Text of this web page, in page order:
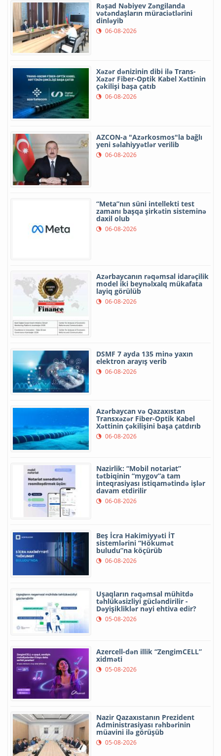
Rəşad Nəbiyev Zəngilanda
vətəndaşların müraciətlərini
dinləyib
06-08-2026
Xəzər dənizinin dibi ilə Trans-
Xəzər Fiber-Optik Kabel Xəttinin
çəkilişi başa çatıb
06-08-2026
AZCON-a "Azərkosmos"la bağlı
yeni səlahiyyətlər verilib
06-08-2026
“Meta”nın süni intellekti test
zamanı başqa şirkətin sisteminə
daxil olub
06-08-2026
Azərbaycanın rəqəmsal idarəçilik
model iki beynəlxalq mükafata
layiq görülüb
06-08-2026
DSMF 7 ayda 135 minə yaxın
elektron arayış verib
06-08-2026
Azərbaycan və Qazaxıstan
Transxəzər Fiber-Optik Kabel
Xəttinin çəkilişini başa çatdırıb
06-08-2026
Nazirlik: “Mobil notariat”
tətbiqinin “mygov”a tam
inteqrasiyası istiqamətində işlər
davam etdirilir
06-08-2026
Beş İcra Hakimiyyəti İT
sistemlərini “Hökumət
buludu”na köçürüb
06-08-2026
Uşaqların rəqəmsal mühitdə
təhlükəsizliyi gücləndirilir -
Dəyişikliklər nəyi ehtiva edir?
05-08-2026
Azercell-dən illik “ZengimCELL”
xidməti
05-08-2026
Nazir Qazaxıstanın Prezident
Administrasiyası rəhbərinin
müavini ilə görüşüb
05-08-2026